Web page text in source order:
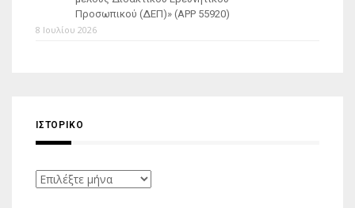
Προσωπικού (ΔΕΠ)» (APP 55920)
8 Ιουλίου 2026
ΙΣΤΟΡΙΚΌ
Ιστορικό